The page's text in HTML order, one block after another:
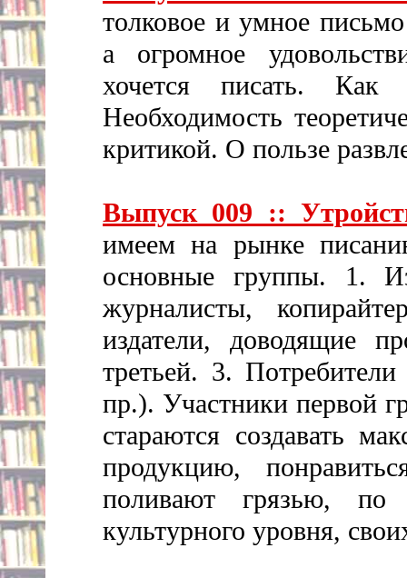
толковое и умное
а огромное
хочется писать.
Необходимость
критикой. О пользе
Выпуск 009 ::
имеем на рынке
основные группы. 1.
журналисты,
издатели, доводящие
третьей. 3.
пр.). Участники первой
стараются создавать
продукцию,
поливают грязью,
культурного уровня,